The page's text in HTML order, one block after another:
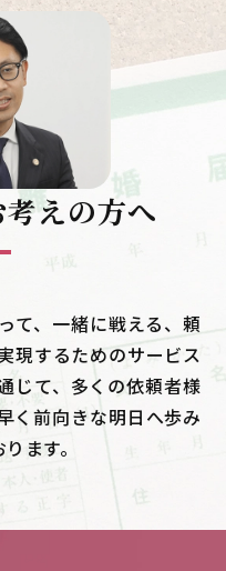
えの方へ
て、一緒に戦える、頼
現するためのサービス
じて、多くの依頼者様
く前向きな明日へ歩み
ます。